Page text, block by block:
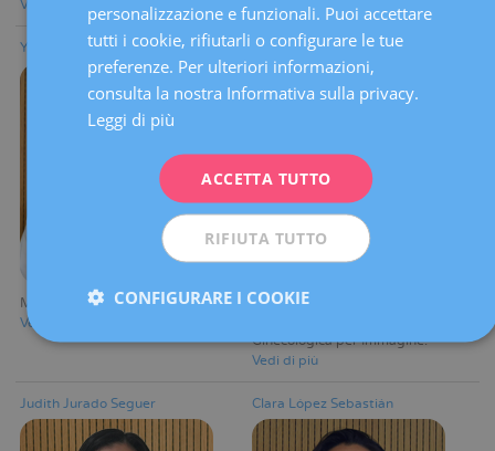
Vedi di più Vedi di più
Yolanda Guillemat Font
Medico aggiunto
Vedi di più
Sayda M. Hernandez Villegas
Medico aggiunto
Ginecologica per Immagine
Vedi di più
Judith Jurado Seguer Clara López Sebastián
DEUTSCH
personalizzazione e funzionali. Puoi accettare
tutti i cookie, rifiutarli o configurare le tue
preferenze. Per ulteriori informazioni,
consulta la nostra Informativa sulla privacy.
Leggi di più
ACCETTA TUTTO
RIFIUTA TUTTO
CONFIGURARE I COOKIE